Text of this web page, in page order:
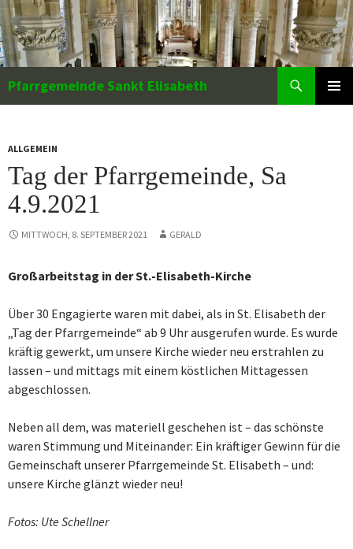
Zum
Inhalt
springen
Pfarrgemeinde Sankt Elisabeth
ALLGEMEIN
Tag der Pfarrgemeinde, Sa
4.9.2021
MITTWOCH, 8. SEPTEMBER 2021 GERALD
Großarbeitstag in der St.-Elisabeth-Kirche
Über 30 Engagierte waren mit dabei, als in St. Elisabeth der
„Tag der Pfarrgemeinde“ ab 9 Uhr ausgerufen wurde. Es wurde
kräftig gewerkt, um unsere Kirche wieder neu erstrahlen zu
lassen – und mittags mit einem köstlichen Mittagessen
abgeschlossen.
Neben all dem, was materiell geschehen ist – das schönste
waren Stimmung und Miteinander: Ein kräftiger Gewinn für die
Gemeinschaft unserer Pfarrgemeinde St. Elisabeth – und:
unsere Kirche glänzt wieder neu!
Fotos: Ute Schellner